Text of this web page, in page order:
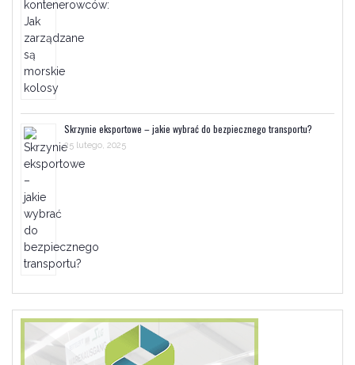
Skrzynie eksportowe – jakie wybrać do bezpiecznego transportu?
25 lutego, 2025